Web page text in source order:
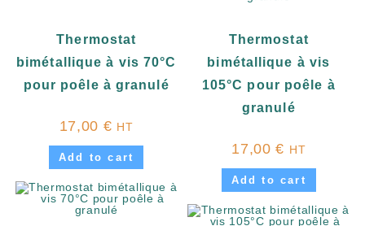
Thermostat
bimétallique à vis 70°C
pour poêle à granulé
17,00 € HT
Add to cart
Thermostat
bimétallique à vis
105°C pour poêle à
granulé
17,00€ HT
Add to cart